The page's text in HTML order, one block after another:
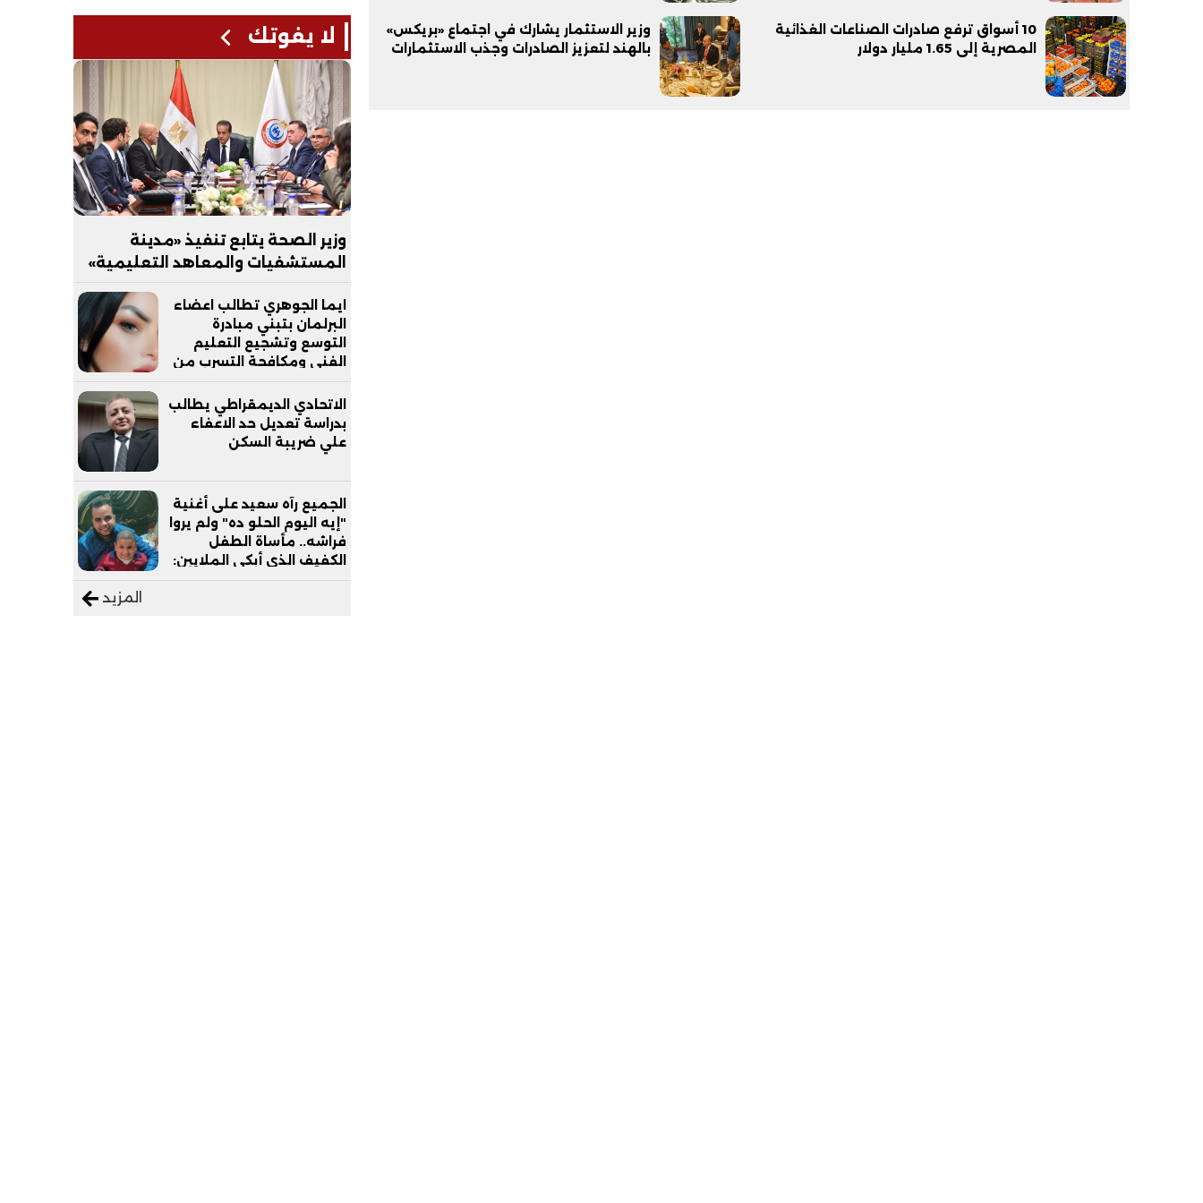
10 أسواق ترفع صادرات الصناعات الغذائية
المصرية إلى 1.65 مليار دولار
وزير الاستثمار يشارك في اجتماع «بريكس»
بالهند لتعزيز الصادرات وجذب الاستثمارات
لا يفوتك
وزير الصحة يتابع تنفيذ «مدينة
المستشفيات والمعاهد التعليمية»
بالعاصمة الجديدة
ايما الجوهري تطالب اعضاء
البرلمان بتبني مبادرة
التوسع وتشجيع التعليم
الفني ومكافحة التسرب من
التعليم
الاتحادي الديمقراطي يطالب
بدراسة تعديل حد الاعفاء
علي ضريبة السكن
الجميع رآه سعيد على أغنية
"إيه اليوم الحلو ده" ولم يروا
فراشه.. مأساة الطفل
الكفيف الذي أبكى الملايين:
المزيد